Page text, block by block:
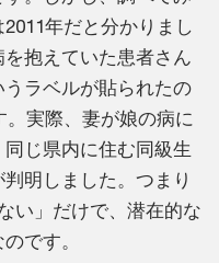
年だと分かりまし
抱えていた患者さん
ラベルが貼られたの
。実際、妻が娘の病に
じ県内に住む同級生
明しました。つまり
い」だけで、潜在的な
です。